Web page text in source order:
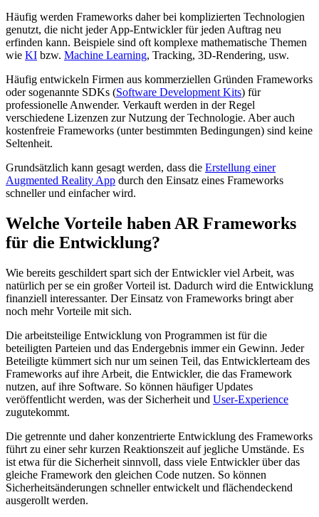
Häufig werden Frameworks daher bei komplizierten Technologien
genutzt, die nicht jeder App-Entwickler für jeden Auftrag neu
erfinden kann. Beispiele sind oft komplexe mathematische Themen
wie KI bzw. Machine Learning, Tracking, 3D-Rendering, usw.
Häufig entwickeln Firmen aus kommerziellen Gründen Frameworks
oder sogenannte SDKs (Software Development Kits) für
professionelle Anwender. Verkauft werden in der Regel
verschiedene Lizenzen zur Nutzung der Technologie. Aber auch
kostenfreie Frameworks (unter bestimmten Bedingungen) sind keine
Seltenheit.
Grundsätzlich kann gesagt werden, dass die Erstellung einer
Augmented Reality App durch den Einsatz eines Frameworks
schneller und einfacher wird.
Welche Vorteile haben AR Frameworks
für die Entwicklung?
Wie bereits geschildert spart sich der Entwickler viel Arbeit, was
natürlich per se ein großer Vorteil ist. Dadurch wird die Entwicklung
finanziell interessanter. Der Einsatz von Frameworks bringt aber
noch mehr Vorteile mit sich.
Die arbeitsteilige Entwicklung von Programmen ist für die
beteiligten Parteien und das Endergebnis immer ein Gewinn. Jeder
Beteiligte kümmert sich nur um seinen Teil, das Entwicklerteam des
Frameworks auf ihre Arbeit, die Entwickler, die das Framework
nutzen, auf ihre Software. So können häufiger Updates
veröffentlicht werden, was der Sicherheit und User-Experience
zugutekommt.
Die getrennte und daher konzentrierte Entwicklung des Frameworks
führt zu einer sehr kurzen Reaktionszeit auf jegliche Umstände. Es
ist etwa für die Sicherheit sinnvoll, dass viele Entwickler über das
gleiche Framework den gleichen Code nutzen. So können
Sicherheitsänderungen schneller entwickelt und flächendeckend
ausgerollt werden.